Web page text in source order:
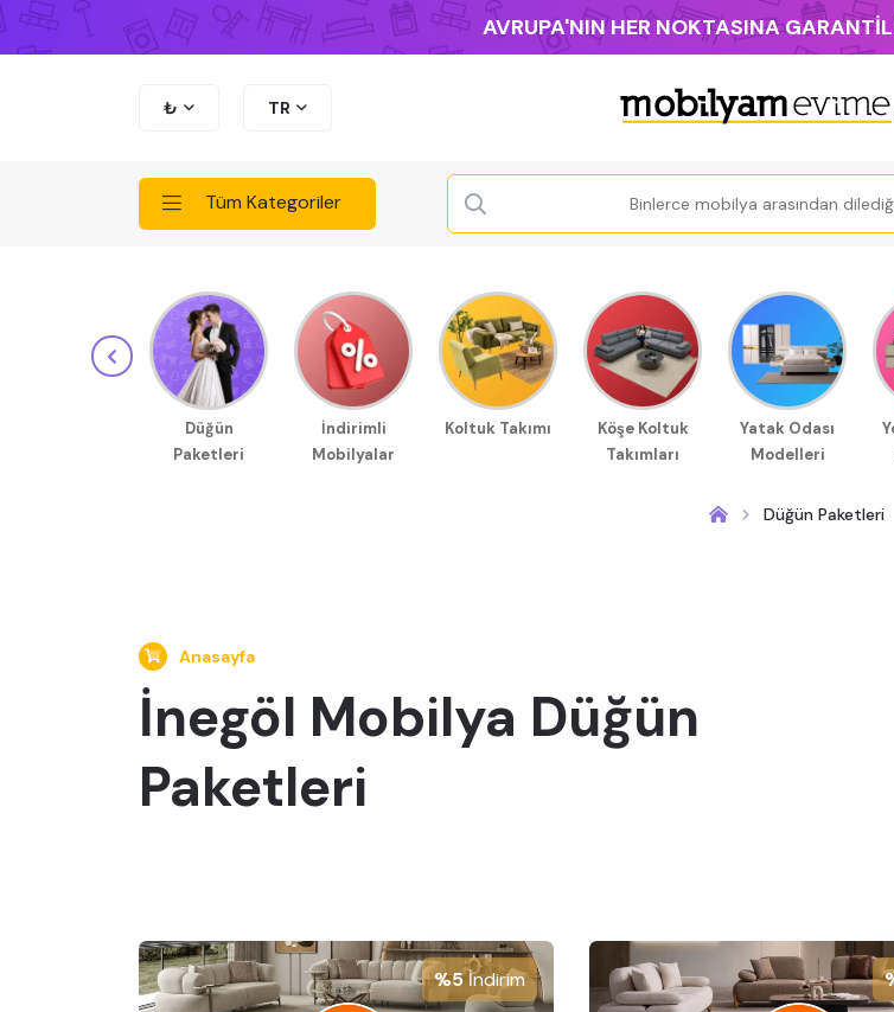
AVRUPA'NIN HER NOKTASINA
₺ TR
Tüm Kategoriler
Düğün
Paketleri
İndirimli
Mobilyalar
Koltuk Takımı
Köşe Koltuk
Takımları
Yatak Odası
Modelleri
Düğün Paketleri
Anasayfa
İnegöl Mobilya Düğün
Paketleri
%5İndirim